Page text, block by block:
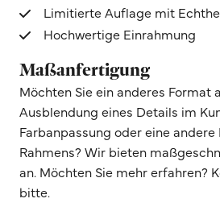
Limitierte Auflage mit
Hochwertige Einrahmung
Maßanfertigung
Möchten Sie ein anderes Format
Ausblendung eines Details im
Farbanpassung oder eine andere
Rahmens? Wir bieten
an. Möchten Sie mehr erfahren?
bitte.